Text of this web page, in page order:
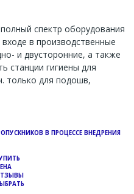
спектр оборудования
в производственные
и двусторонние, а также
станции гигиены для
только для подошв,
В ПРОЦЕССЕ ВНЕДРЕНИЯ